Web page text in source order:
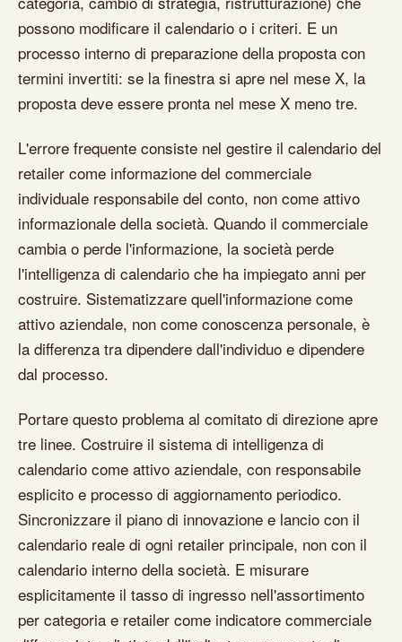
possono modificare il calendario o i criteri. E un
processo interno di preparazione della proposta con
termini invertiti: se la finestra si apre nel mese X, la
proposta deve essere pronta nel mese X meno tre.
L'errore frequente consiste nel gestire il calendario del
retailer come informazione del commerciale
individuale responsabile del conto, non come attivo
informazionale della società. Quando il commerciale
cambia o perde l'informazione, la società perde
l'intelligenza di calendario che ha impiegato anni per
costruire. Sistematizzare quell'informazione come
attivo aziendale, non come conoscenza personale, è
la differenza tra dipendere dall'individuo e dipendere
dal processo.
Portare questo problema al comitato di direzione apre
tre linee. Costruire il sistema di intelligenza di
calendario come attivo aziendale, con responsabile
esplicito e processo di aggiornamento periodico.
Sincronizzare il piano di innovazione e lancio con il
calendario reale di ogni retailer principale, non con il
calendario interno della società. E misurare
esplicitamente il tasso di ingresso nell'assortimento
per categoria e retailer come indicatore commerciale